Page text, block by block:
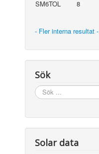
SM6TOL
8
- Fler interna resultat -
Sök
Sök
...
Solar data